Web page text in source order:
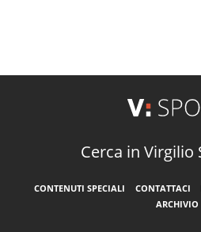
Cerca in Virgilio
CONTENUTI SPECIALI CONTATTACI
ARCHIVIO